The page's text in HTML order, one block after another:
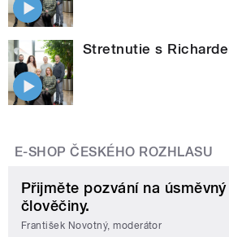
Stretnutie s
E-SHOP ČESKÉHO ROZHLASU
Přijměte pozvání na
člověčiny.
František Novotný, moderátor